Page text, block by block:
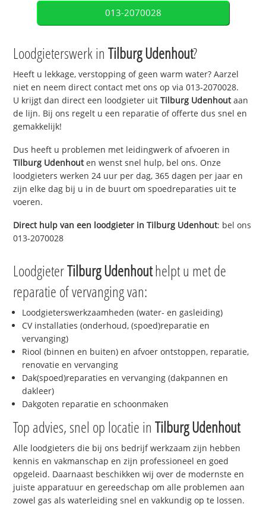
013-2070028
Loodgieterswerk inTilburg Udenhout?
Heeft u lekkage, verstopping of geen warm water? Aarzel
niet en neem direct contact met ons op via 013-2070028.
U krijgt dan direct een loodgieter uitTilburg Udenhoutaan
de lijn. Bij ons regelt u een reparatie of offerte dus snel en
gemakkelijk!
Dus heeft u problemen met leidingwerk of afvoeren in
Tilburg Udenhouten wenst snel hulp, bel ons. Onze
loodgieters werken 24 uur per dag, 365 dagen per jaar en
zijn elke dag bij u in de buurt om spoedreparaties uit te
voeren.
Direct hulp van een loodgieter inTilburg Udenhout: bel ons
013-2070028
LoodgieterTilburg Udenhouthelpt u met de
reparatie of vervanging van:
Loodgieterswerkzaamheden (water- en gasleiding)
CV installaties (onderhoud, (spoed)reparatie en
vervanging)
Riool (binnen en buiten) en afvoer ontstoppen, reparatie,
renovatie en vervanging
Dak(spoed)reparaties en vervanging (dakpannen en
dakleer)
Dakgoten reparatie en schoonmaken
Top advies, snel op locatie inTilburg Udenhout
Alle loodgieters die bij ons bedrijf werkzaam zijn hebben
kennis en vakmanschap en zijn professioneel en goed
opgeleid. Daarnaast beschikken wij over de modernste en
juiste apparatuur en gereedschap om alle problemen aan
zowel gas als waterleiding snel en vakkundig op te lossen.